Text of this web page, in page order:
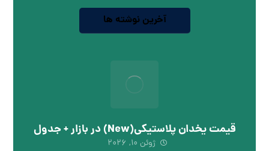
آخرین نوشته ها
قیمت یخدان پلاستیکی(New) در بازار + جدول
ژوئن ۱۰, ۲۰۲۶